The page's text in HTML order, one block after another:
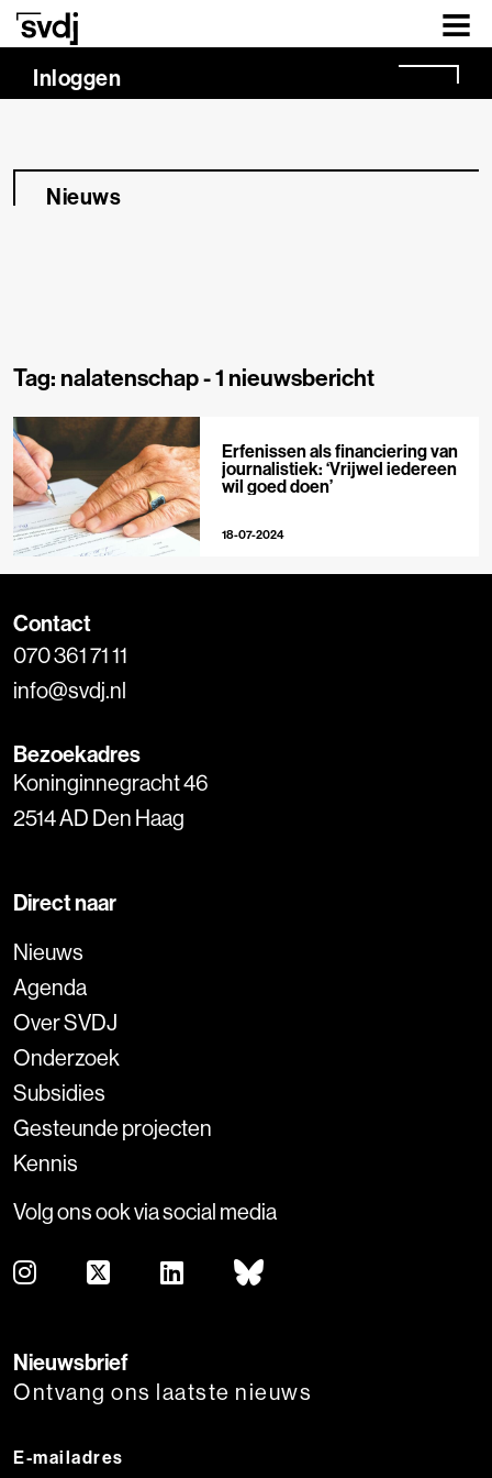
Naar hoofdinhoud
Inloggen
Nieuws
Tag: nalatenschap -1 nieuwsbericht
Erfenissen als financiering van
journalistiek: ‘Vrijwel iedereen
wil goed doen’
18-07-2024
Contact
070 361 71 11
info@svdj.nl
Bezoekadres
Koninginnegracht 46
2514 AD Den Haag
Direct naar
Nieuws
Agenda
Over SVDJ
Onderzoek
Subsidies
Gesteunde projecten
Kennis
Volg ons ook via social media
Nieuwsbrief
Ontvang ons laatste nieuws
E-mailadres